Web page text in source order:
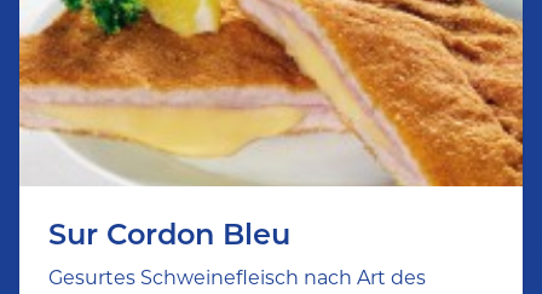
Sur Cordon Bleu
Gesurtes Schweinefleisch nach Art des